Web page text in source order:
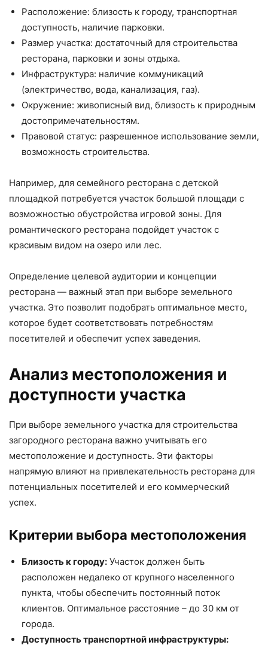
Расположение: близость к городу, транспортная
доступность, наличие парковки.
Размер участка: достаточный для строительства
ресторана, парковки и зоны отдыха.
Инфраструктура: наличие коммуникаций
(электричество, вода, канализация, газ).
Окружение: живописный вид, близость к природным
достопримечательностям.
Правовой статус: разрешенное использование земли,
возможность строительства.
Например, для семейного ресторана с детской
площадкой потребуется участок большой площади с
возможностью обустройства игровой зоны. Для
романтического ресторана подойдет участок с
красивым видом на озеро или лес.
Определение целевой аудитории и концепции
ресторана — важный этап при выборе земельного
участка. Это позволит подобрать оптимальное место,
которое будет соответствовать потребностям
посетителей и обеспечит успех заведения.
Анализ местоположения и
доступности участка
При выборе земельного участка для строительства
загородного ресторана важно учитывать его
местоположение и доступность. Эти факторы
напрямую влияют на привлекательность ресторана для
потенциальных посетителей и его коммерческий
успех.
Критерии выбора местоположения
Близость к городу: Участок должен быть
расположен недалеко от крупного населенного
пункта, чтобы обеспечить постоянный поток
клиентов. Оптимальное расстояние – до 30 км от
города.
Доступность транспортной инфраструктуры: